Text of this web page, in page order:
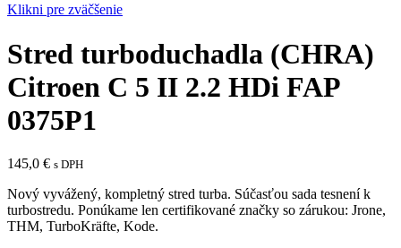
Klikni pre zväčšenie
Stred turboduchadla (CHRA)
Citroen C 5 II 2.2 HDi FAP
0375P1
145,0 € s DPH
Nový vyvážený, kompletný stred turba. Súčasťou sada tesnení k
turbostredu. Ponúkame len certifikované značky so zárukou: Jrone,
THM, TurboKräfte, Kode.